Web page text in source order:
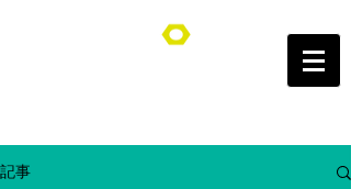
オートクラブ山本/Auto Club YAMAMOTO
記事